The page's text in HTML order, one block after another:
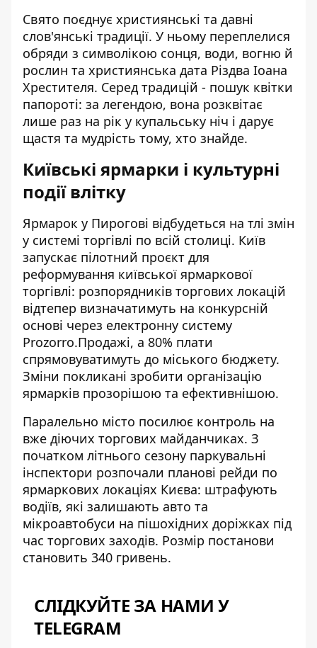
Свято поєднує християнські та давні
слов'янські традиції. У ньому переплелися
обряди з символікою сонця, води, вогню й
рослин та християнська дата Різдва Іоана
Хрестителя. Серед традицій - пошук квітки
папороті: за легендою, вона розквітає
лише раз на рік у купальську ніч і дарує
щастя та мудрість тому, хто знайде.
Київські ярмарки і культурні
події влітку
Ярмарок у Пирогові відбудеться на тлі змін
у системі торгівлі по всій столиці. Київ
запускає пілотний проєкт для
реформування київської ярмаркової
торгівлі: розпорядників торгових локацій
відтепер визначатимуть на конкурсній
основі через електронну систему
Prozorro.Продажі, а 80% плати
спрямовуватимуть до міського бюджету.
Зміни покликані зробити організацію
ярмарків прозорішою та ефективнішою.
Паралельно місто посилює контроль на
вже діючих торгових майданчиках. З
початком літнього сезону паркувальні
інспектори розпочали планові рейди по
ярмаркових локаціях Києва: штрафують
водіїв, які залишають авто та
мікроавтобуси на пішохідних доріжках під
час торгових заходів. Розмір постанови
становить 340 гривень.
СЛІДКУЙТЕ ЗА НАМИ У
TELEGRAM